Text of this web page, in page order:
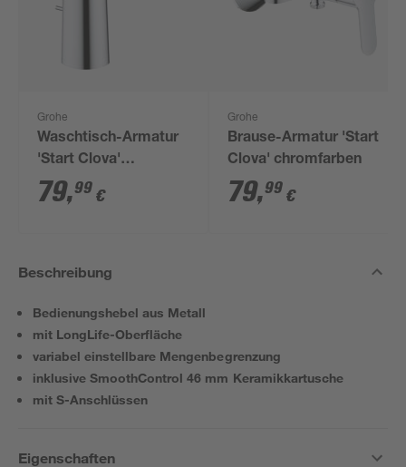
Grohe
Waschtisch-Armatur
'Start Clova'
chromfarben
79,99 €
Grohe
Brause-Armatur 'Start
Clova' chromfarben
79,99 €
Beschreibung
Bedienungshebel aus Metall
mit LongLife-Oberfläche
variabel einstellbare Mengenbegrenzung
inklusive SmoothControl 46 mm Keramikkartusche
mit S-Anschlüssen
Eigenschaften